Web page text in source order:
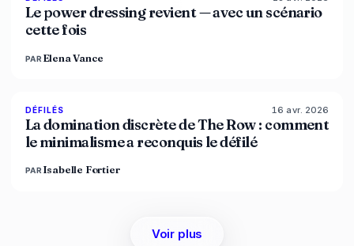
Le power dressing revient — avec un scénario
cette fois
PAR Elena Vance
93% 67
DÉFILÉS 16 avr. 2026
La domination discrète de The Row : comment
le minimalisme a reconquis le défilé
PAR Isabelle Fortier
Voir plus